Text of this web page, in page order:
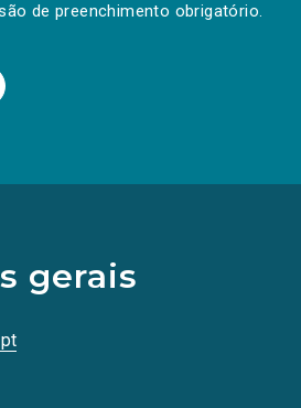
de preenchimento obrigatório.
gerais